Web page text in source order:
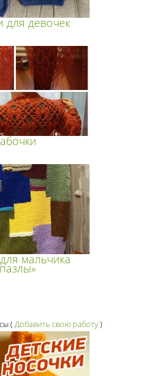
для девочек
мальчика
( Добавить свою работу)